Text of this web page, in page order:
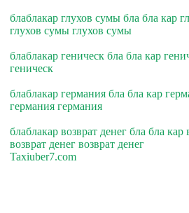
блаблакар глухов сумы бла бла кар
глухов сумы глухов сумы
блаблакар геническ бла бла кар
геническ
блаблакар германия бла бла кар
германия германия
блаблакар возврат денег бла бла
возврат денег возврат денег
Taxiuber7.com